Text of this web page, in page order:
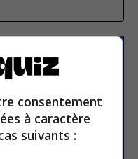
consentement
à caractère
suivants :